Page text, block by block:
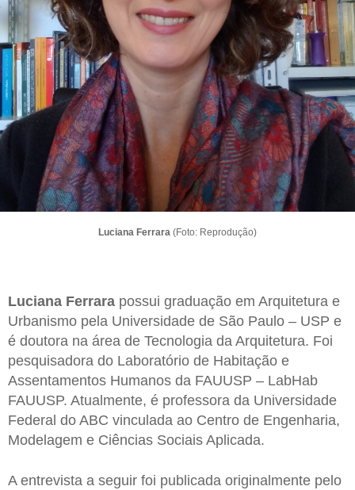
Luciana Ferrara (Foto: Reprodução)
Luciana Ferrara possui graduação em Arquitetura e
Urbanismo pela Universidade de São Paulo – USP e
é doutora na área de Tecnologia da Arquitetura. Foi
pesquisadora do Laboratório de Habitação e
Assentamentos Humanos da FAUUSP – LabHab
FAUUSP. Atualmente, é professora da Universidade
Federal do ABC vinculada ao Centro de Engenharia,
Modelagem e Ciências Sociais Aplicada.
A entrevista a seguir foi publicada originalmente pelo